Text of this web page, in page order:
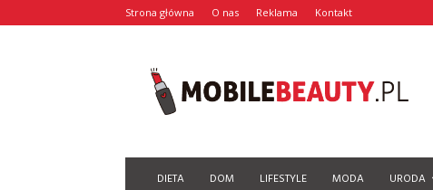
Strona główna O nas Reklama Kontakt
DIETA DOM LIFESTYLE MODA URODA